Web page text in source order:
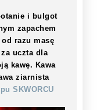
i bulgot
zapachem
razu masę
uczta dla
kawę. Kawa
ziarnista
SKWORCU